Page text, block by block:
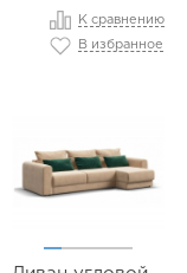
К сравнению
В избранное